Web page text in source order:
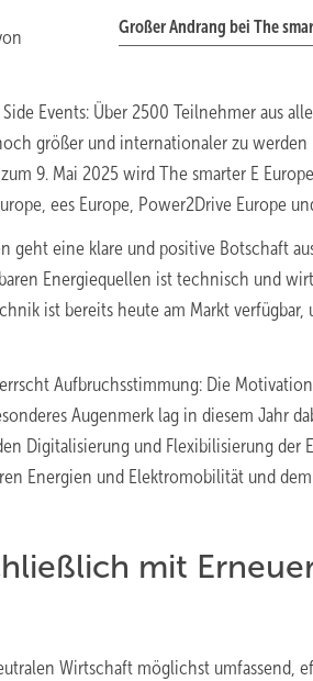
Großer Andrang bei The
Events: Über 2500 Teilnehmer aus
größer und internationaler zu
9. Mai 2025 wird The smarter E
ees Europe, Power2Drive Europe
eine klare und positive Botschaft
Energiequellen ist technisch und
ist bereits heute am Markt
Aufbruchsstimmung: Die
Augenmerk lag in diesem Jahr
Digitalisierung und Flexibilisierung der
Energien und Elektromobilität und
mit
Wirtschaft möglichst umfassend,